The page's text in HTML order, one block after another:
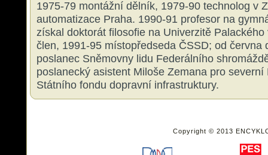
1975-79 montážní dělník, 1979-90 technolog v
automatizace Praha. 1990-91 profesor na
získal doktorát filosofie na Univerzitě
člen, 1991-95 místopředseda ČSSD; od června
poslanec Sněmovny lidu Federálního
poslanecký asistent Miloše Zemana pro
Státního fondu dopravní infrastruktury.
Copyright © 2013